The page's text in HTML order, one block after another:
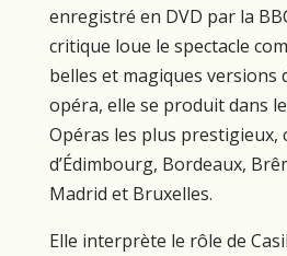
enregistré en DVD par la
critique loue le spectacle
belles et magiques versions
opéra, elle se produit dans
Opéras les plus prestigieux,
d’Édimbourg, Bordeaux,
Madrid et Bruxelles.
Elle interprète le rôle de